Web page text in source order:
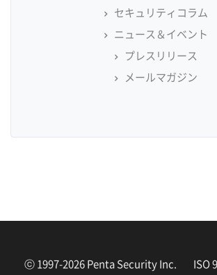
セキュリティコラム
ニュース＆イベント
プレスリリース
メールマガジン
ⓒ 1997-2026 Penta Security Inc. ISO